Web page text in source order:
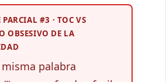
#3 · TOC VS
OBSESIVO DE LA
palabra